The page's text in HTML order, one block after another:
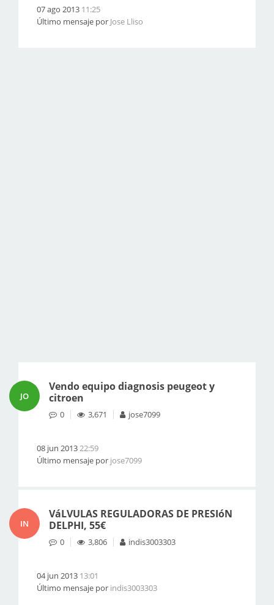
07 ago 2013 11:25
Último mensaje por Jose Lliso
JO
Vendo equipo diagnosis peugeot y
citroen
0 3,671 jose7099
08 jun 201322:59
Último mensaje por jose7099
IN
VáLVULAS REGULADORAS DE PRESIóN
DELPHI, 55€
0 3,806 indis3003303
04 jun 2013 13:01
Último mensaje por indis3003303